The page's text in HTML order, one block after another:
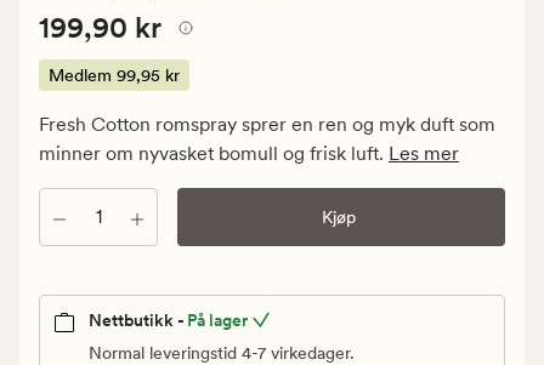
Pris
199,90
kr.
99,95
kr
Pris 199,90 kr
199,90 kr
Medlem 99,95 kr
Fresh Cotton romspray sprer en ren og myk duft som
minner om nyvasket bomull og frisk luft. Les mer
Antall Kjøp
Nettbutikk - På lager
Normal leveringstid 4-7 virkedager.